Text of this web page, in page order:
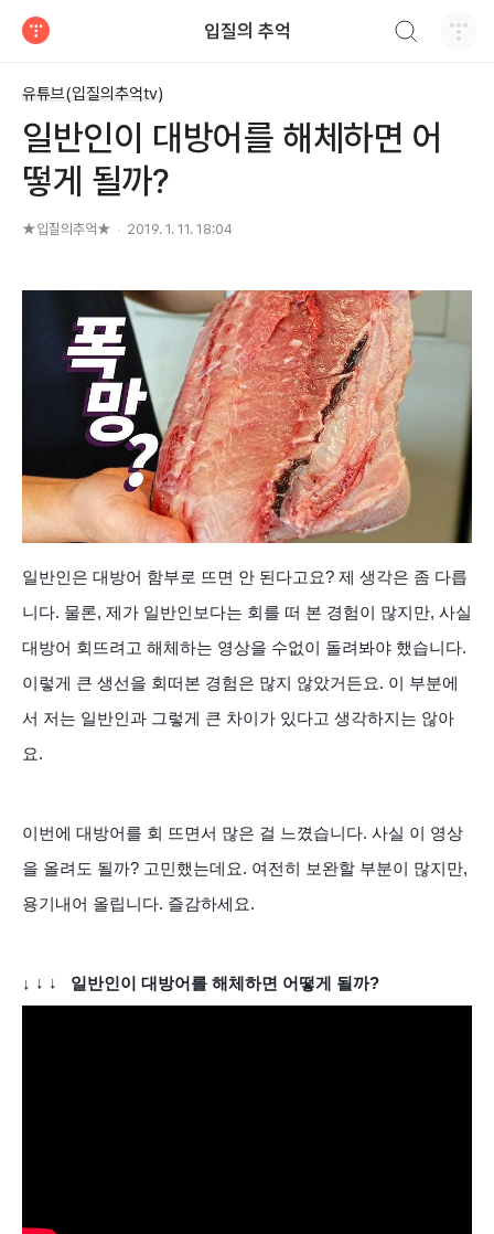
입질의 추억
유튜브(입질의추억tv)
일반인이 대방어를 해체하면 어
떻게 될까?
★입질의추억★ 2019. 1. 11. 18:04
일반인은 대방어 함부로 뜨면 안 된다고요? 제 생각은 좀 다릅
니다. 물론, 제가 일반인보다는 회를 떠 본 경험이 많지만, 사실
대방어 회뜨려고 해체하는 영상을 수없이 돌려봐야 했습니다.
이렇게 큰 생선을 회 떠본 경험은 많지 않았거든요. 이
부분에
서 저는 일반인과 그렇게 큰 차이가 있다고 생각하지는 않아
요.
이번에 대방어를 회 뜨면서 많은 걸 느꼈습니다. 사실 이 영상
을 올려도 될까? 고민했는데요. 여전히
보완할 부분이 많지만,
용기내어 올립니다. 즐감하세요.
↓ ↓ ↓ 일반인이 대방어를 해체하면 어떻게 될까?